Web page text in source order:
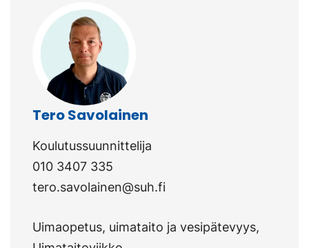
Tero Savolainen
Koulutussuunnittelija
010 3407 335
tero.savolainen@suh.fi
Uimaopetus, uimataito ja vesipätevyys,